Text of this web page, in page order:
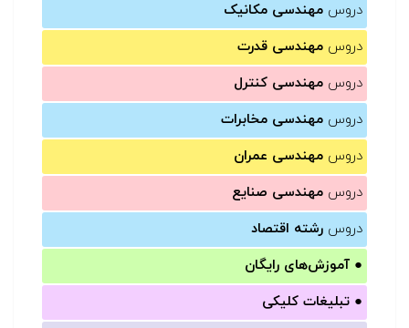
دروس مهندسی مکانیک
دروس مهندسی قدرت
دروس مهندسی کنترل
دروس مهندسی مخابرات
دروس مهندسی عمران
دروس مهندسی صنایع
دروس رشته اقتصاد
● آموزش‌های رایگان
● تبلیغات کلیکی